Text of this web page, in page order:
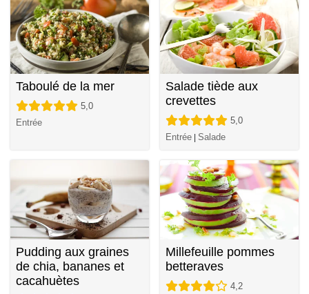
Taboulé de la mer
5,0
Entrée
Salade tiède aux
crevettes
5,0
Entrée | Salade
Pudding aux graines
de chia, bananes et
cacahuètes
Millefeuille pommes
betteraves
4,2